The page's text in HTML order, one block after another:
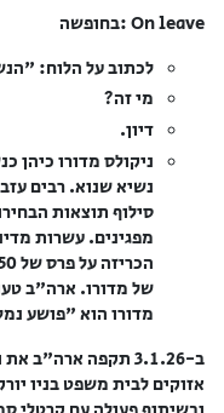
On leave :בחופשה
לכתוב על הלוח:
מי זה?
דיון.
נשיא שנוא. רבים
סילוף תוצאות
מפגינים. עשרות
של מדורו. ארה"ב
מדורו הוא "פושע
ב-3.1.26 תקפה
אזוקים לבית משפט בניו